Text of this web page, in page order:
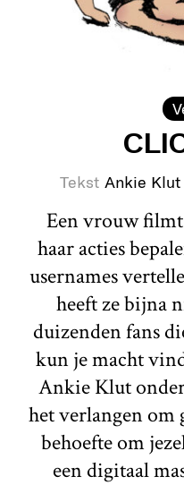
Tekst Ankie Klut
Een vrouw
haar acties
usernames
heeft ze bijna
duizenden fans
kun je macht
Ankie Klut
het verlangen om
behoefte om
een digitaal